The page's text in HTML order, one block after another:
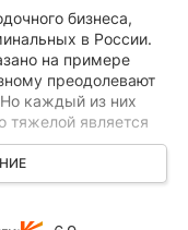
бизнеса,
в России.
на примере
преодолевают
каждый из них
тяжелой является
В этом
страдания.